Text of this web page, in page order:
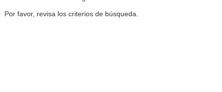
Por favor, revisa los criterios de búsqueda.